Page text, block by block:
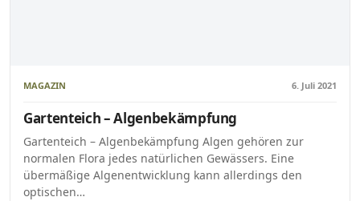
MAGAZIN 6. Juli 2021
Gartenteich – Algenbekämpfung
Gartenteich – Algenbekämpfung Algen gehören zur
normalen Flora jedes natürlichen Gewässers. Eine
übermäßige Algenentwicklung kann allerdings den
optischen…